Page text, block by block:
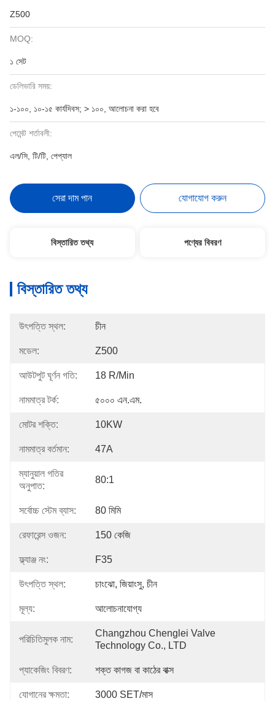
Z500
MOQ:
১ সেট
ডেলিভারি সময়:
১-১০০, ১০-১৫ কার্যদিবস; > ১০০, আলোচনা করা হবে
পেমেন্ট শর্তাবলী:
এল/সি, টি/টি, পেপ্যাল
সেরা দাম পান যোগাযোগ করুন
বিস্তারিত তথ্য পণ্যের বিবরণ
বিস্তারিত তথ্য
উৎপত্তি স্থল: চীন
মডেল: Z500
আউটপুট ঘূর্ণন গতি: 18 R/min
নামমাত্র টর্ক: ৫০০০ এন.এম.
মোটর শক্তি: 10KW
নামমাত্র বর্তমান: 47A
ম্যানুয়াল গতির
অনুপাত:
80:1
সর্বোচ্চ স্টেম ব্যাস: 80 মিমি
রেফারেন্স ওজন: 150 কেজি
ফ্ল্যাঞ্জ নং: F35
উৎপত্তি স্থল: চাংঝো, জিয়াংসু, চীন
মূল্য: আলোচনাযোগ্য
পরিচিতিমুলক নাম:
Changzhou Chenglei Valve
Technology Co., LTD
প্যাকেজিং বিবরণ: শক্ত কাগজ বা কাঠের বাক্স
যোগানের ক্ষমতা: 3000 SET/মাস